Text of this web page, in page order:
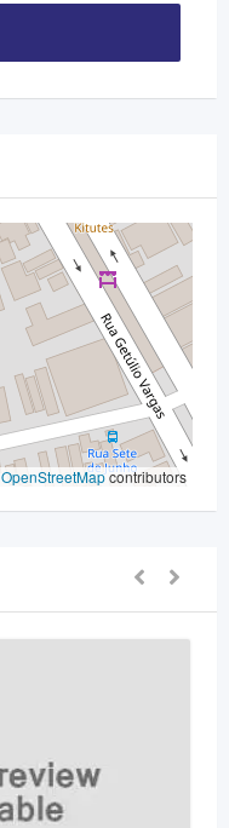
OpenStreetMapcontributors